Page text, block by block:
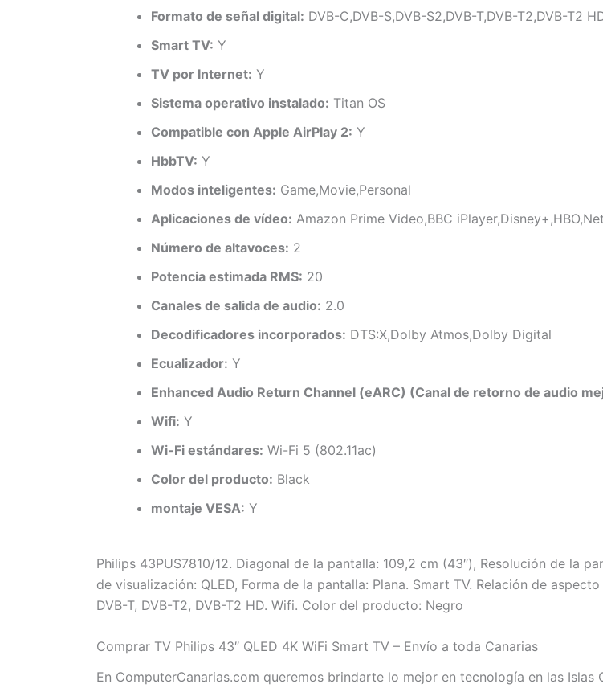
Formato de señal digital: DVB-C,DVB-S,DVB-S2,DVB-T,DVB-T2,DVB-T2
Smart TV: Y
TV por Internet: Y
Sistema operativo instalado: Titan OS
Compatible con Apple AirPlay 2: Y
HbbTV: Y
Modos inteligentes: Game,Movie,Personal
Aplicaciones de vídeo: Amazon Prime Video,BBC
Número de altavoces: 2
Potencia estimada RMS: 20
Canales de salida de audio: 2.0
Decodificadores incorporados: DTS:X,Dolby Atmos,Dolby Digital
Ecualizador: Y
Enhanced Audio Return Channel (eARC) (Canal de retorno de audio
Wifi: Y
Wi-Fi estándares: Wi-Fi 5 (802.11ac)
Color del producto: Black
montaje VESA: Y
Philips 43PUS7810/12. Diagonal de la pantalla: 109,2 cm (43″), Resolución de la
de visualización: QLED, Forma de la pantalla: Plana. Smart TV. Relación de
DVB-T, DVB-T2, DVB-T2 HD. Wifi. Color del producto: Negro
Comprar TV Philips 43″ QLED 4K WiFi Smart TV – Envío a toda Canarias
En ComputerCanarias.com queremos brindarte lo mejor en tecnología en las Islas